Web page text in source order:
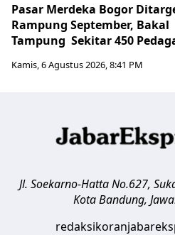
Pasar Merdeka Bogor
Rampung September, Bakal
Tampung Sekitar 450
Kamis, 6 Agustus 2026, 8:41 PM
Jl. Soekarno-Hatta No.627,
Kota Bandung,